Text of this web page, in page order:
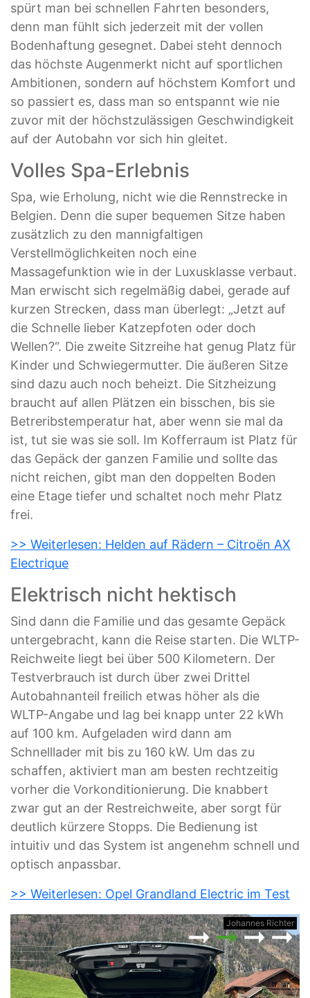
spürt man bei schnellen Fahrten besonders,
denn man fühlt sich jederzeit mit der vollen
Bodenhaftung gesegnet. Dabei steht dennoch
das höchste Augenmerkt nicht auf sportlichen
Ambitionen, sondern auf höchstem Komfort und
so passiert es, dass man so entspannt wie nie
zuvor mit der höchstzulässigen Geschwindigkeit
auf der Autobahn vor sich hin gleitet.
Volles Spa-Erlebnis
Spa, wie Erholung, nicht wie die Rennstrecke in
Belgien. Denn die super bequemen Sitze haben
zusätzlich zu den mannigfaltigen
Verstellmöglichkeiten noch eine
Massagefunktion wie in der Luxusklasse verbaut.
Man erwischt sich regelmäßig dabei, gerade auf
kurzen Strecken, dass man überlegt: „Jetzt auf
die Schnelle lieber Katzepfoten oder doch
Wellen?“. Die zweite Sitzreihe hat genug Platz für
Kinder und Schwiegermutter. Die äußeren Sitze
sind dazu auch noch beheizt. Die Sitzheizung
braucht auf allen Plätzen ein bisschen, bis sie
Betreribstemperatur hat, aber wenn sie mal da
ist, tut sie was sie soll. Im Kofferraum ist Platz für
das Gepäck der ganzen Familie und sollte das
nicht reichen, gibt man den doppelten Boden
eine Etage tiefer und schaltet noch mehr Platz
frei.
>> Weiterlesen: Helden auf Rädern – Citroën AX
Electrique
Elektrisch nicht hektisch
Sind dann die Familie und das gesamte Gepäck
untergebracht, kann die Reise starten. Die WLTP-
Reichweite liegt bei über 500 Kilometern. Der
Testverbrauch ist durch über zwei Drittel
Autobahnanteil freilich etwas höher als die
WLTP-Angabe und lag bei knapp unter 22 kWh
auf 100 km. Aufgeladen wird dann am
Schnelllader mit bis zu 160 kW. Um das zu
schaffen, aktiviert man am besten rechtzeitig
vorher die Vorkonditionierung. Die knabbert
zwar gut an der Restreichweite, aber sorgt für
deutlich kürzere Stopps. Die Bedienung ist
intuitiv und das System ist angenehm schnell und
optisch anpassbar.
>> Weiterlesen: Opel Grandland Electric im Test
Johannes Richter